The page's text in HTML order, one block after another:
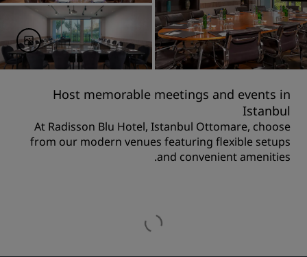
Host memorable meetings and events in
Istanbul
At Radisson Blu Hotel, Istanbul Ottomare, choose
from our modern venues featuring flexible setups
and convenient amenities.